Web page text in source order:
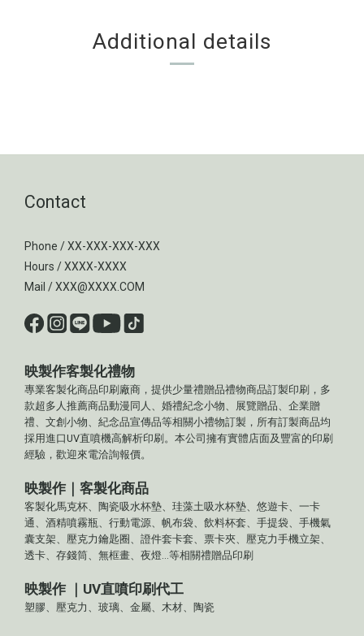
Additional details
Contact
Phone / XX-XXX-XXX-XXX
Hours / XXXX-XXXX
Mail / XXX@XXXX.COM
映製作客製化禮物
專業客製化商品印刷廠商，提供少量禮贈品禮物商品訂製印刷，多
款超多人推薦商品動漫同人、婚禮紀念小物、展覽贈品、企業贈
禮、文創小物、紀念品宣傳品等相關小禮物訂製，所有訂製商品均
採用進口UV直噴機高解析印刷。本公司擁有實體店面及豐富的印刷
經驗，歡迎來電洽詢報價。
映製作｜客製化商品
客製化馬克杯、陶瓷吸水杯墊、珪藻土吸水杯墊、悠遊卡、一卡
通、酒精噴霧瓶、行動電源、帆布袋、飲料杯套、手提袋、手機氣
囊支架、壓克力鑰匙圈、證件套卡套、票卡夾、壓克力手機立架、
透卡、存錢筒、無框畫、夜燈...等相關禮贈品印刷
映製作 ｜UV直噴印刷代工
塑膠、壓克力、玻璃、金屬、木材、陶瓷